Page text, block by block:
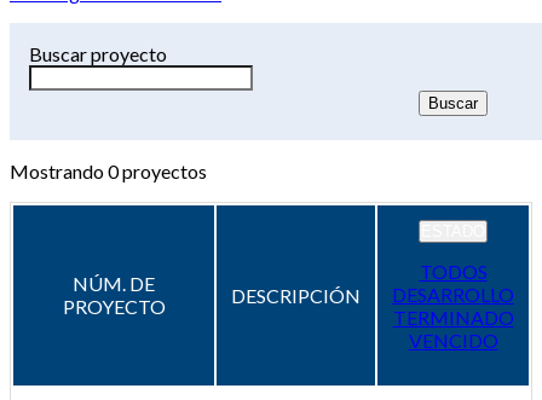
Buscar proyecto
Mostrando0proyectos
NÚM. DE
PROYECTO
DESCRIPCIÓN
TODOS
DESARROLLO
TERMINADO
VENCIDO